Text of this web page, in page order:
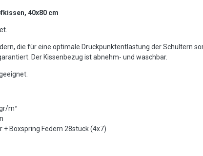
40x80 cm
die für eine optimale Druckpunktentlastung der Schultern
Der Kissenbezug ist abnehm- und waschbar.
m²
+ Boxspring Federn 28stück (4x7)